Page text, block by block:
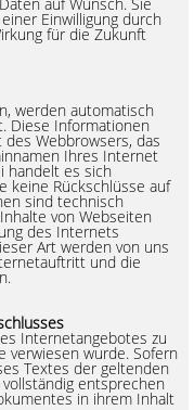
Einwilligung durch
für die Zukunft
werden automatisch
Diese Informationen
Webbrowsers, das
Ihres Internet
handelt es sich
keine Rückschlüsse auf
sind technisch
von Webseiten
des Internets
Art werden von uns
und die
Internetangebotes zu
verwiesen wurde. Sofern
Textes der geltenden
entsprechen
in ihrem Inhalt